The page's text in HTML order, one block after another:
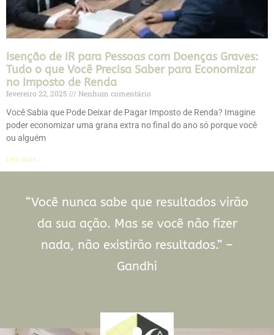
Isenção de IR para Pessoas com Doenças Graves:
Tudo o que Você Precisa Saber para Economizar
no Imposto de Renda
fevereiro 22, 2025
Nenhum comentário
Você Sabia que Pode Deixar de Pagar Imposto de Renda? Imagine
poder economizar uma grana extra no final do ano só porque você
ou alguém
Leia mais »
“Você nunca sabe que resultados virão
da sua ação. Mas se você não fizer
nada, não existirão resultados.” –
Gandhi